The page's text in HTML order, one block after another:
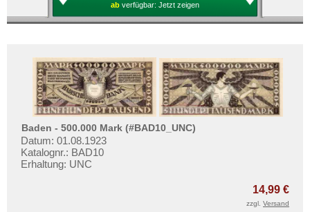
ab verfügbar: Jetzt zeigen
Baden - 500.000 Mark (#BAD10_UNC)
Datum: 01.08.1923
Katalognr.: BAD10
Erhaltung: UNC
14,99 €
zzgl. Versand